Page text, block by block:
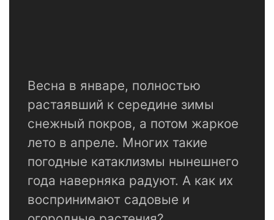
Весна в январе, полностью
растаявший к середине зимы
снежный покров, а потом жаркое
лето в апреле. Многих такие
погодные катаклизмы нынешнего
года наверняка радуют. А как их
воспринимают садовые и